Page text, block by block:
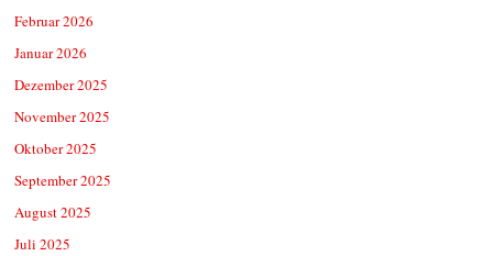
Februar 2026
Januar 2026
Dezember 2025
November 2025
Oktober 2025
September 2025
August 2025
Juli 2025